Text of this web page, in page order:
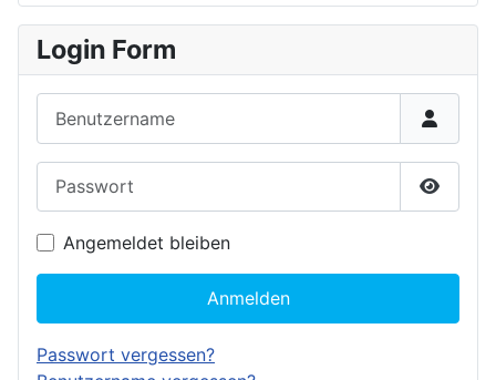
Login Form
Angemeldet bleiben
Anmelden
Passwort vergessen?